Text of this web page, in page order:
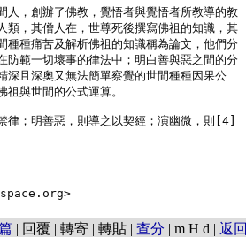
人，創辦了佛教，覺悟者與覺悟者所教導的教
類，其僧人在，世尊死後撰寫佛祖的知識，其
種種痛苦及解析佛祖的知識稱為論文，他們分
防範一切壞事的律法中；明白善與惡之間的分
深且深奧又無法簡單察覺的世間種種因果公
與世間的公式運算。
律；明善惡，則導之以契經；演幽微，則[4]
| 回覆 | 轉寄 | 轉貼 | 查分 | m H d | 返回